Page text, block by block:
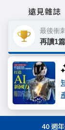
遠見雜誌
未來親子
遠見天下文
40 週
最後衝
再讀1